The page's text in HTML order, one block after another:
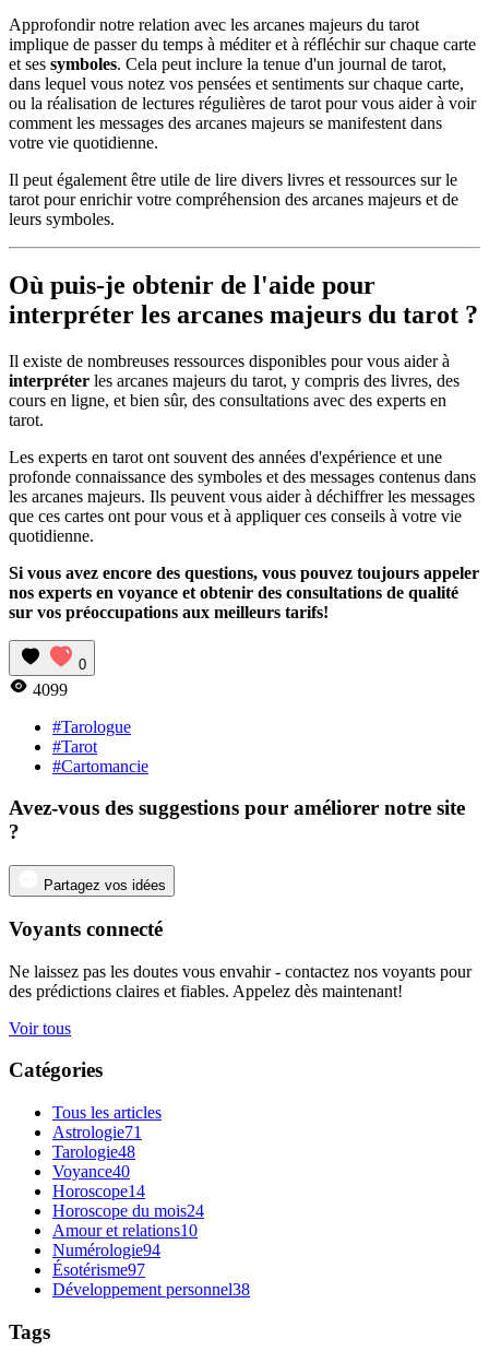
Approfondir notre relation avec les arcanes majeurs du tarot
implique de passer du temps à méditer et à réfléchir sur chaque carte
et ses symboles. Cela peut inclure la tenue d'un journal de tarot,
dans lequel vous notez vos pensées et sentiments sur chaque carte,
ou la réalisation de lectures régulières de tarot pour vous aider à voir
comment les messages des arcanes majeurs se manifestent dans
votre vie quotidienne.
Il peut également être utile de lire divers livres et ressources sur le
tarot pour enrichir votre compréhension des arcanes majeurs et de
leurs symboles.
Où puis-je obtenir de l'aide pour
interpréter les arcanes majeurs du tarot ?
Il existe de nombreuses ressources disponibles pour vous aider à
interpréter les arcanes majeurs du tarot, y compris des livres, des
cours en ligne, et bien sûr, des consultations avec des experts en
tarot.
Les experts en tarot ont souvent des années d'expérience et une
profonde connaissance des symboles et des messages contenus dans
les arcanes majeurs. Ils peuvent vous aider à déchiffrer les messages
que ces cartes ont pour vous et à appliquer ces conseils à votre vie
quotidienne.
Si vous avez encore des questions, vous pouvez toujours appeler
nos experts en voyance et obtenir des consultations de qualité
sur vos préoccupations aux meilleurs tarifs!
0
4099
#Tarologue
#Tarot
#Cartomancie
Avez-vous des suggestions pour améliorer notre site
?
Partagez vos idées
Voyants connecté
Ne laissez pas les doutes vous envahir - contactez nos voyants pour
des prédictions claires et fiables. Appelez dès maintenant!
Voir tous
Catégories
Tous les articles
Astrologie71
Tarologie48
Voyance40
Horoscope14
Horoscope du mois24
Amour et relations10
Numérologie94
Ésotérisme97
Développement personnel38
Tags